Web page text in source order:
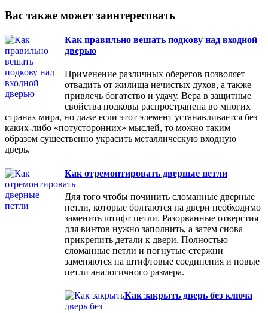
Вас также может заинтересовать
Как правильно вешать подкову над входной
дверью
Применение различных оберегов позволяет
отвадить от жилища нечистых духов, а также
привлечь богатство и удачу. Вера в защитные
свойства подковы распространена во многих
странах мира, но даже если этот элемент устанавливается без
каких-либо «потусторонних» мыслей, то можно таким
образом существенно украсить металлическую входную
дверь.
Как отремонтировать дверные петли
Для того чтобы починить сломанные дверные
петли, которые болтаются на двери необходимо
заменить штифт петли. Разорванные отверстия
для винтов нужно заполнить, а затем снова
прикрепить детали к двери. Полностью
сломанные петли и погнутые стержни
заменяются на штифтовые соединения и новые
петли аналогичного размера.
Как закрыть дверь без ключа